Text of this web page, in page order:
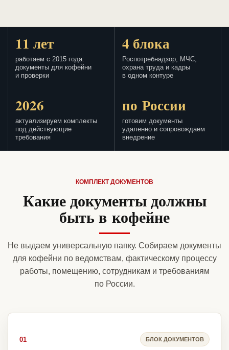
11 лет
работаем с 2015 года:
документы для кофейни
и проверки
4 блока
Роспотребнадзор, МЧС,
охрана труда и кадры
в одном контуре
2026
актуализируем комплекты
под действующие
требования
по России
готовим документы
удаленно и сопровождаем
внедрение
КОМПЛЕКТ ДОКУМЕНТОВ
Какие документы должны
быть в кофейне
Не выдаем универсальную папку. Собираем документы
для кофейни по ведомствам, фактическому процессу
работы, помещению, сотрудникам и требованиям
по России.
01 БЛОК ДОКУМЕНТОВ